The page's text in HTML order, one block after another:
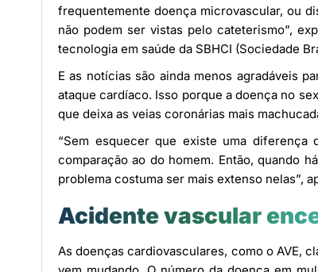
frequentemente doença microvascular, ou
não podem ser vistas pelo cateterismo”,
tecnologia em saúde da SBHCI (Sociedade
E as notícias são ainda menos agradáveis
ataque cardíaco. Isso porque a doença no
que deixa as veias coronárias mais
“Sem esquecer que existe uma
comparação ao do homem. Então, quando
problema costuma ser mais extenso nelas”,
Acidente vascular
As doenças cardiovasculares, como o AVE,